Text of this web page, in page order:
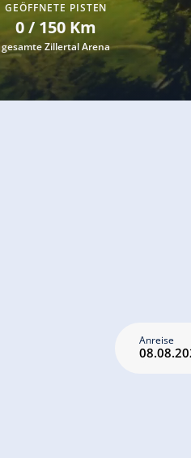
GEÖFFNETE PISTEN
0 / 150 Km
gesamte Zillertal Arena
Anreise